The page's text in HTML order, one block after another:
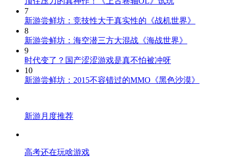
7
新游尝鲜坊：竞技性大于真实性的《战机世界》
8
新游尝鲜坊：海空潜三方大混战《海战世界》
9
时代变了？国产涩涩游戏是真不怕被冲呀
10
新游尝鲜坊：2015不容错过的MMO《黑色沙漠》
新游月度推荐
高考还在玩啥游戏